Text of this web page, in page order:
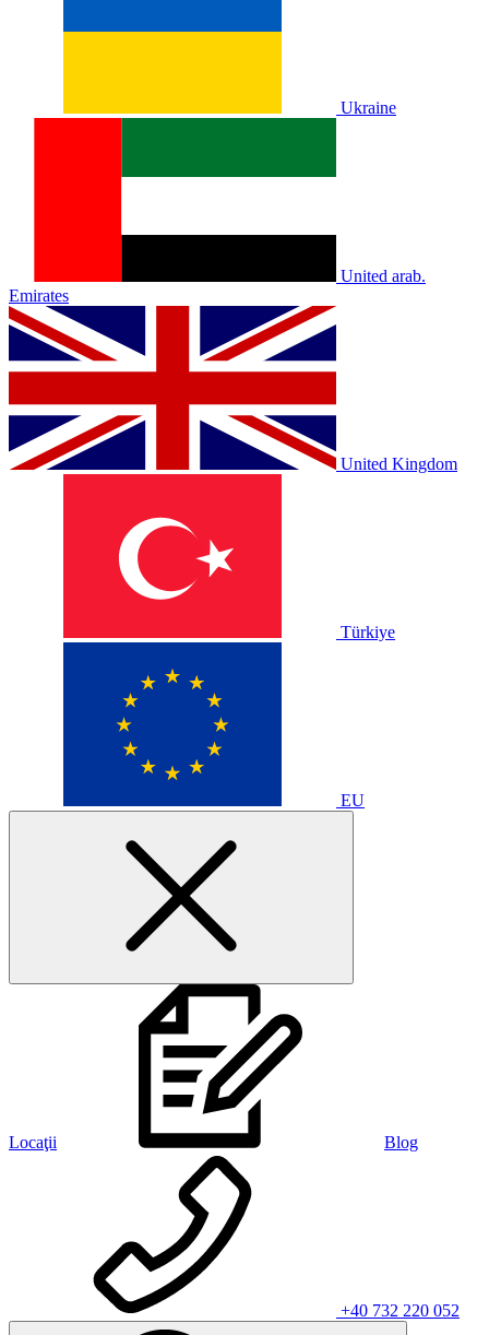
Ukraine
United arab.
Emirates
United Kingdom
Türkiye
EU
Locaţii Blog
+40 732 220 052